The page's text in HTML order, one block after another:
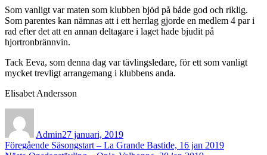
Som vanligt var maten som klubben bjöd på både god och riklig.
Som parentes kan nämnas att i ett herrlag gjorde en medlem 4 par i
rad efter det att en annan deltagare i laget hade bjudit på
hjortronbrännvin.
Tack Eeva, som denna dag var tävlingsledare, för ett som vanligt
mycket trevligt arrangemang i klubbens anda.
Elisabet Andersson
Admin27 januari, 2019
Inläggsnavigering
Föregående Föregående
Säsongstart – La Grande Bastide, 16 jan 2019